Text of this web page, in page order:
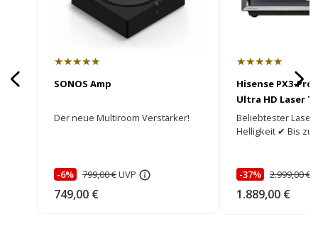
★★★★★
SONOS Amp
Der neue Multiroom Verstärker!
-6% 799,00 €UVP
749,00 €
★★★★★
Hisense PX3-Pro
Ultra HD Laser
Beliebtester
Helligkeit ✔ Bis zu
-37% 2.999,00 €
1.889,00 €